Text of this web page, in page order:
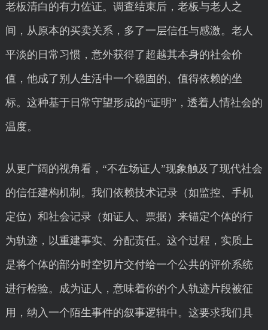
老板清白的有力佐证。调查结束后，老板与老人之
间，从原本的买卖关系，多了一层信任与感激。老人
平淡的日常习惯，意外获得了超越其本身的社会价
值，他成了别人生活中一个稳固的、值得依赖的坐
标。这种基于日常守望形成的“证明”，透着人情社会的
温度。
从更广阔的视角看，“不在场证人”现象触及了现代社会
的信任建构机制。我们依赖技术记录（如监控、手机
定位）和社会记录（如证人、票据）来锚定个体的行
为轨迹，以重建事实、分配责任。这个过程，实质上
是将个体的部分时空切片交付给一个公共的评价系统
进行检验。成为证人，意味着你的个人轨迹片段被征
用，纳入一个陌生事件的叙事逻辑中。这要求我们具